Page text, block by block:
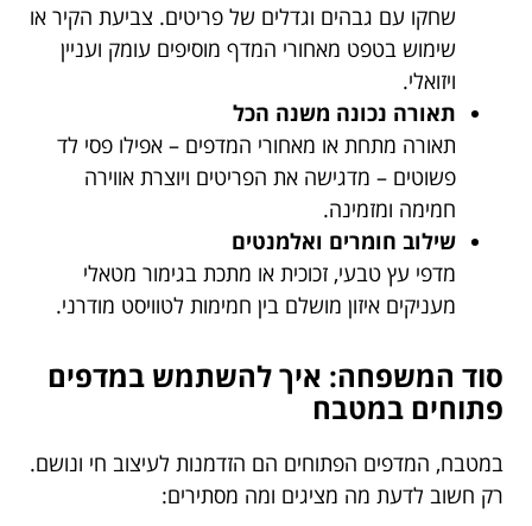
שחקו עם גבהים וגדלים של פריטים. צביעת הקיר או
שימוש בטפט מאחורי המדף מוסיפים עומק ועניין
ויזואלי.
תאורה נכונה משנה הכל
תאורה מתחת או מאחורי המדפים – אפילו פסי לד
פשוטים – מדגישה את הפריטים ויוצרת אווירה
חמימה ומזמינה.
שילוב חומרים ואלמנטים
מדפי עץ טבעי, זכוכית או מתכת בגימור מטאלי
מעניקים איזון מושלם בין חמימות לטוויסט מודרני.
סוד המשפחה: איך להשתמש במדפים
פתוחים במטבח
במטבח, המדפים הפתוחים הם הזדמנות לעיצוב חי ונושם.
רק חשוב לדעת מה מציגים ומה מסתירים: